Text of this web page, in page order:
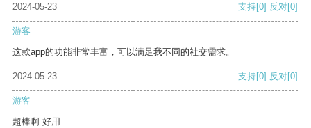
2024-05-23
支持[0] 反对[0]
游客
这款app的功能非常丰富，可以满足我不同的社交需求。
2024-05-23 支持[0] 反对[0]
游客
超棒啊 好用